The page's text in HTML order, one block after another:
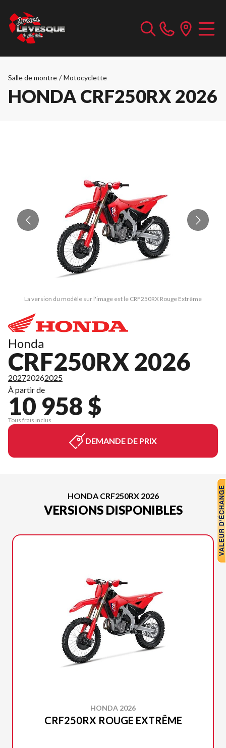
Salle de montre / Motocyclette
HONDA CRF250RX 2026
La version du modèle sur l'image est le CRF250RX Rouge Extrême
Honda
CRF250RX 2026
202720262025
À partir de
10 958 $
Tous frais inclus
DEMANDE DE PRIX
HONDA CRF250RX 2026
VERSIONS DISPONIBLES
HONDA 2026
CRF250RX ROUGE EXTRÊME